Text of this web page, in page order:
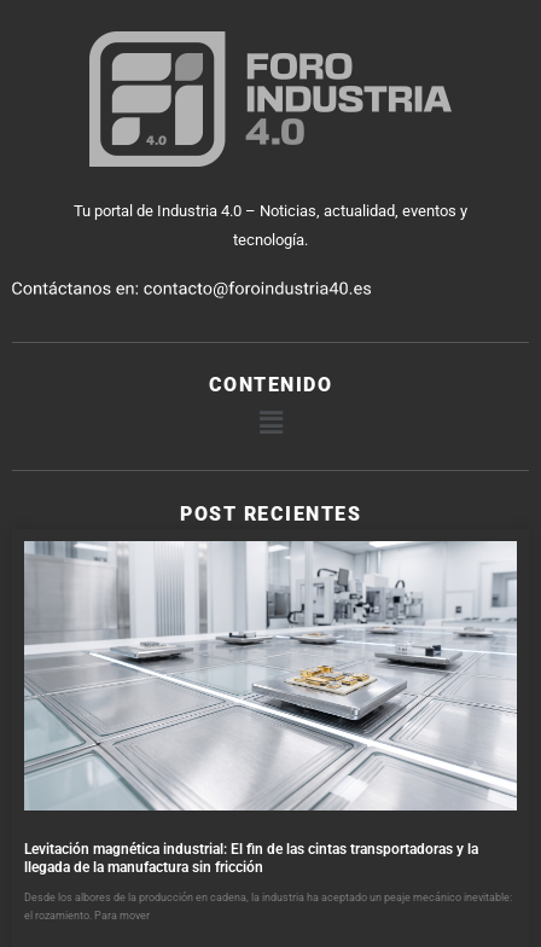
Tu portal de Industria 4.0 – Noticias, actualidad, eventos y
tecnología.
CONTENIDO
POST RECIENTES
Levitación magnética industrial: El fin de las cintas transportadoras y la
llegada de la manufactura sin fricción
Desde los albores de la producción en cadena, la industria ha aceptado un peaje mecánico inevitable:
el rozamiento. Para mover